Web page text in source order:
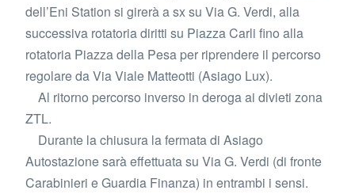
dell’Eni Station si girerà a sx su Via G. Verdi, alla
successiva rotatoria diritti su Piazza Carli fino alla
rotatoria Piazza della Pesa per riprendere il percorso
regolare da Via Viale Matteotti (Asiago Lux).
Al ritorno percorso inverso in deroga ai divieti zona
ZTL.
Durante la chiusura la fermata di Asiago
Autostazione sarà effettuata su Via G. Verdi (di fronte
Carabinieri e Guardia Finanza) in entrambi i sensi.